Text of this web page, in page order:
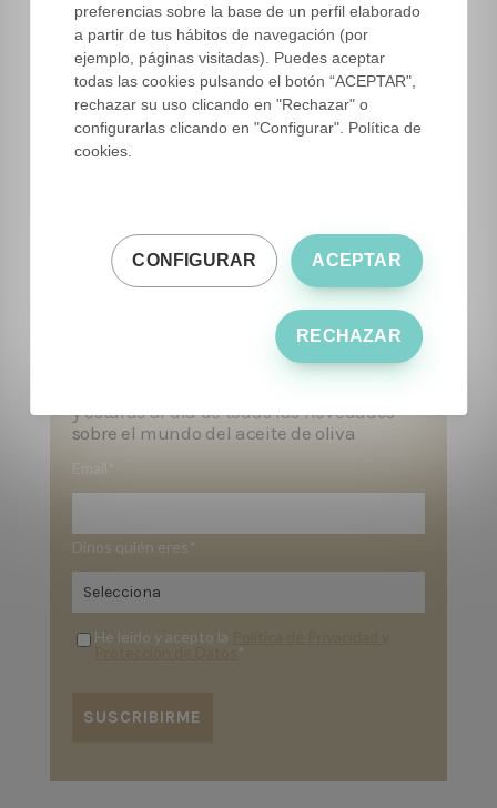
y estarás al día de todas las novedades
sobre el mundo del aceite de oliva
Email *
Dinos quién eres *
He leído y acepto la
*
preferencias sobre la base de un perfil elaborado
a partir de tus hábitos de navegación (por
ejemplo, páginas visitadas). Puedes aceptar
todas las cookies pulsando el botón “ACEPTAR",
rechazar su uso clicando en "Rechazar" o
configurarlas clicando en "Configurar". Política de
cookies.
ACEPTAR
CONFIGURAR
RECHAZAR